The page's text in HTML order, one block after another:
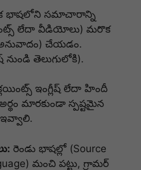
భాషలోని సమాచారాన్ని
లేదా వీడియోలు) మరొక
చేయడం.
తెలుగులోకి).
ఇంగ్లీష్ లేదా హిందీ
మారకుండా స్పష్టమైన
రెండు భాషల్లో (Source
మంచి పట్టు, గ్రామర్